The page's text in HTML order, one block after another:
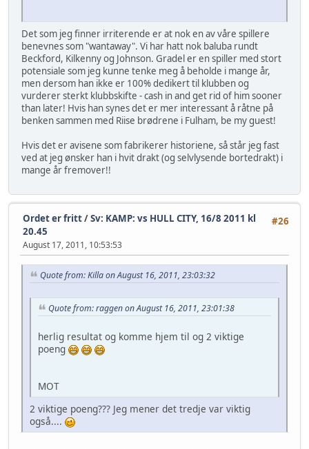
Det som jeg finner irriterende er at nok en av våre spillere
benevnes som "wantaway". Vi har hatt nok baluba rundt
Beckford, Kilkenny og Johnson. Gradel er en spiller med stort
potensiale som jeg kunne tenke meg å beholde i mange år,
men dersom han ikke er 100% dedikert til klubben og
vurderer sterkt klubbskifte - cash in and get rid of him sooner
than later! Hvis han synes det er mer interessant å råtne på
benken sammen med Riise brødrene i Fulham, be my guest!
Hvis det er avisene som fabrikerer historiene, så står jeg fast
ved at jeg ønsker han i hvit drakt (og selvlysende bortedrakt) i
mange år fremover!!
#26
Ordet er fritt/Sv: KAMP: vs HULL CITY, 16/8 2011 kl
20.45
August 17, 2011, 10:53:53
Quote from: Killa on August 16, 2011, 23:03:32
Quote from: raggen on August 16, 2011, 23:01:38
herlig resultat og komme hjem til og 2 viktige
poeng
MOT
2 viktige poeng??? Jeg mener det tredje var viktig
også....